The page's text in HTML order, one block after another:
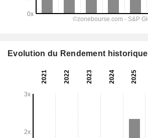
Evolution du Rendement historique